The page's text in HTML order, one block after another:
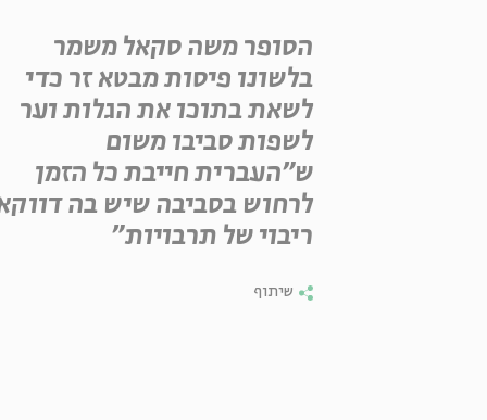
הסופר משה סקאל משמר
בלשונו פיסות מבטא זר כדי
לשאת בתוכו את הגלות וער
לשפות סביבו משום
ש"העברית חייבת כל הזמן
לרחוש בסביבה שיש בה
ריבוי של תרבויות"
שיתוף